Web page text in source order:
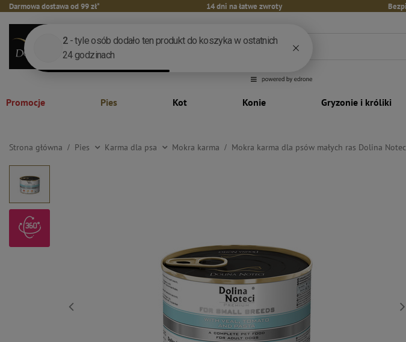
Darmowa dostawa od 99 zł* 14 dni na łatwe zwroty
Promocje Pies Kot Konie Gryzonie i króliki
Strona główna Pies Karma dla psa Mokra karma Mokra karma dla psów małych ras Dolina